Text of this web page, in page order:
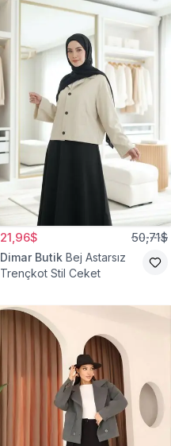
21,96$ 50,71$
Dimar Butik Bej Astarsız
Trençkot Stil Ceket